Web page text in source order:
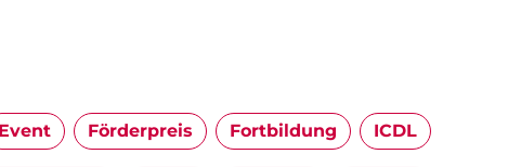
Event Förderpreis Fortbildung ICDL